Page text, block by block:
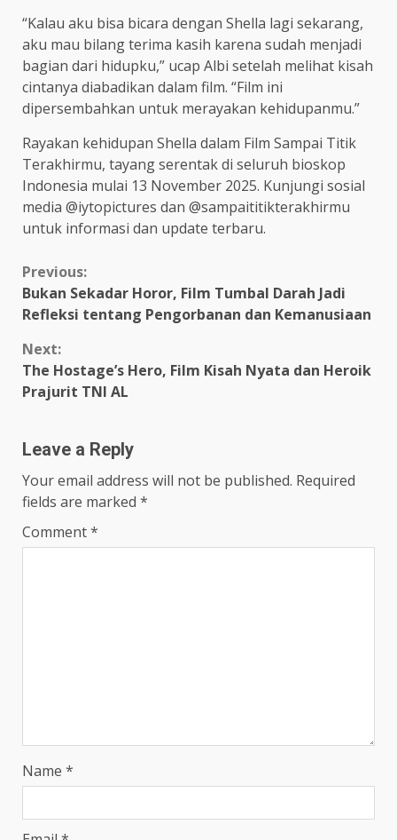
“Kalau aku bisa bicara dengan Shella lagi sekarang,
aku mau bilang terima kasih karena sudah menjadi
bagian dari hidupku,” ucap Albi setelah melihat kisah
cintanya diabadikan dalam film. “Film ini
dipersembahkan untuk merayakan kehidupanmu.”
Rayakan kehidupan Shella dalam Film Sampai Titik
Terakhirmu, tayang serentak di seluruh bioskop
Indonesia mulai 13 November 2025. Kunjungi sosial
media @iytopictures dan @sampaititikterakhirmu
untuk informasi dan update terbaru.
Continue
Reading
Previous:
Bukan Sekadar Horor, Film Tumbal Darah Jadi
Refleksi tentang Pengorbanan dan Kemanusiaan
Next:
The Hostage’s Hero, Film Kisah Nyata dan Heroik
Prajurit TNI AL
Leave a Reply
Your email address will not be published. Required
fields are marked *
Comment*
Name *